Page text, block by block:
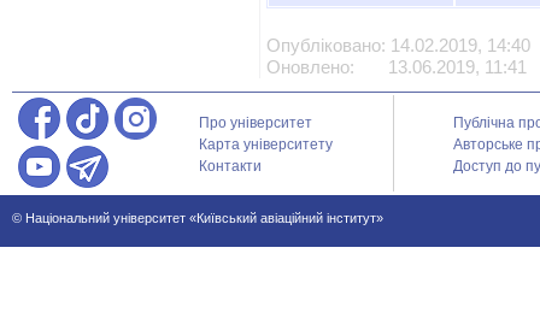
Опубліковано: 14.02.2019, 14:40
Оновлено: 13.06.2019, 11:41
Про університет
Карта університету
Контакти
Публічна
Авторське
Доступ до
© Національний університет «Київський авіаційний інститут»